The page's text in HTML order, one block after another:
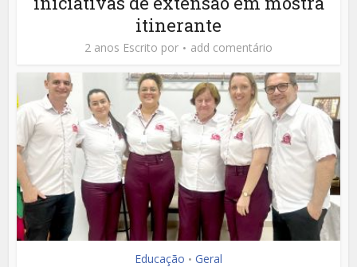
itinerante
2 anos Escrito por add comentário
Educação • Geral